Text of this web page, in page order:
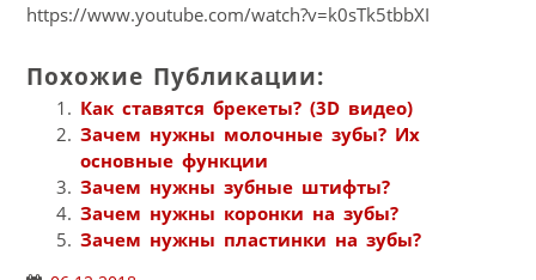
https://www.youtube.com/watch?v=k0sTk5tbbXI
Похожие Публикации:
Как ставятся брекеты? (3D видео)
Зачем нужны молочные зубы? Их
основные функции
Зачем нужны зубные штифты?
Зачем нужны коронки на зубы?
Зачем нужны пластинки на зубы?